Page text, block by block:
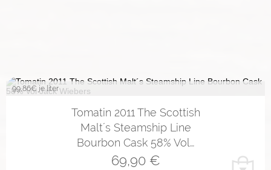
99,86€ je liter
Tomatin 2011 The Scottish
Malt´s Steamship Line
Bourbon Cask 58% Vol…
69,90€